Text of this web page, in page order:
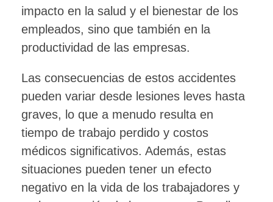
impacto en la salud y el bienestar de los
empleados, sino que también en la
productividad de las empresas.
Las consecuencias de estos accidentes
pueden variar desde lesiones leves hasta
graves, lo que a menudo resulta en
tiempo de trabajo perdido y costos
médicos significativos. Además, estas
situaciones pueden tener un efecto
negativo en la vida de los trabajadores y